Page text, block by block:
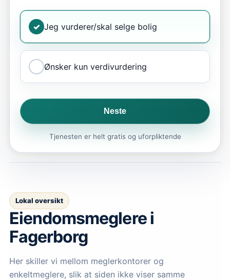
✓ Jeg vurderer/skal selge bolig
Ønsker kun verdivurdering
Neste
Tjenesten er helt gratis og uforpliktende
Lokal oversikt
Eiendomsmeglerei
Fagerborg
Her skiller vi mellom meglerkontorer og
enkeltmeglere, slik at siden ikke viser samme